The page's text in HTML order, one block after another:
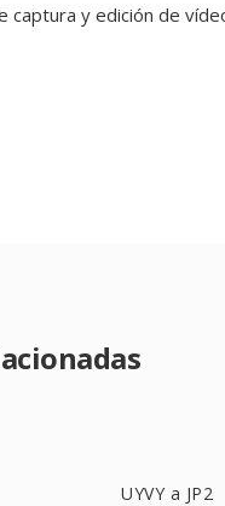
captura y edición de
UYVY a JP2